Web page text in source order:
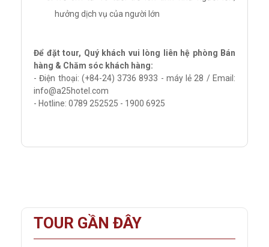
hưởng dịch vụ của người lớn
Để đặt tour, Quý khách vui lòng liên hệ phòng Bán
hàng & Chăm sóc khách hàng:
- Điện thoại: (+84-24) 3736 8933 - máy lẻ 28 / Email:
info@a25hotel.com
- Hotline: 0789 252525 - 1900 6925
TOUR GẦN ĐÂY